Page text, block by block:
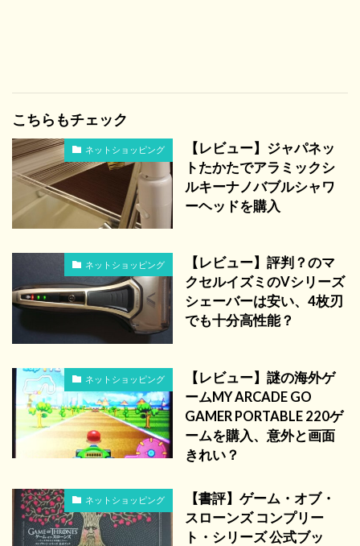
こちらもチェック
ネットショッピング
【レビュー】ジャパネッ
トたかたでアラミックシ
ルキーナノバブルシャワ
ーヘッドを購入
ネットショッピング
【レビュー】評判？のマ
クセルイズミのVシリーズ
シェーバーは安い、4枚刃
でも十分高性能？
ネットショッピング
【レビュー】謎の海外ゲ
ームMY ARCADE GO
GAMER PORTABLE 220ゲ
ームを購入、意外と画面
きれい？
ネットショッピング
【書評】ゲーム・オブ・
スローンズ コンプリー
ト・シリーズ 公式ブッ